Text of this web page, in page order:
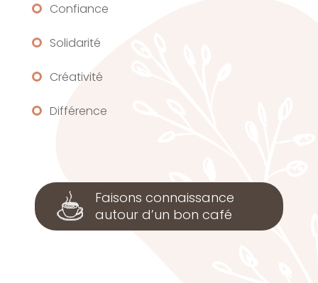
Confiance
Solidarité
Créativité
Différence
Faisons connaissance
autour d’un bon café